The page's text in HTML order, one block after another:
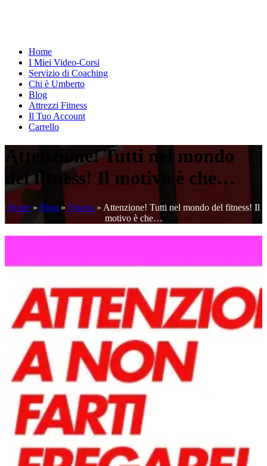
Home
I Miei Video-Corsi
Servizio di Coaching
Chi è Umberto
Blog
Attrezzi Fitness
Il Tuo Account
Carrello
Attenzione! Tutti nel mondo
del fitness! Il motivo è che…
Home » Blog » Fitness » Attenzione! Tutti nel mondo del fitness! Il
motivo è che…